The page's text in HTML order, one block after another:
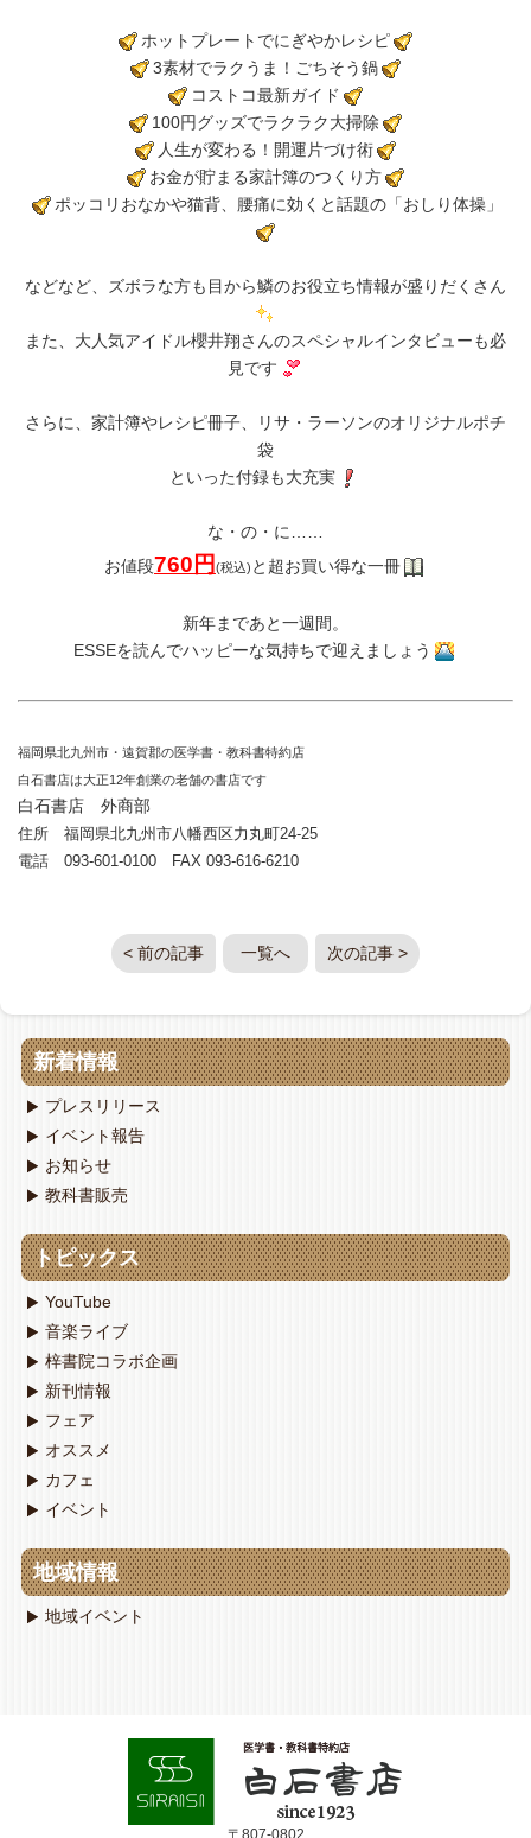
ホットプレートでにぎやかレシピ
3素材でラクうま！ごちそう鍋
コストコ最新ガイド
100円グッズでラクラク大掃除
人生が変わる！開運片づけ術
お金が貯まる家計簿のつくり方
ポッコリおなかや猫背、腰痛に効くと話題の「おしり体操」
などなど、ズボラな方も目から鱗のお役立ち情報が盛りだくさん
また、大人気アイドル櫻井翔さんのスペシャルインタビューも必
見です
さらに、家計簿やレシピ冊子、リサ・ラーソンのオリジナルポチ
袋
といった付録も大充実
な・の・に……
お値段760円 (税込) と超お買い得な一冊
新年まであと一週間。
ESSEを読んでハッピーな気持ちで迎えましょう
福岡県北九州市・遠賀郡の医学書・教科書特約店
白石書店は大正12年創業の老舗の書店です
白石書店 外商部
住所 福岡県北九州市八幡西区力丸町24-25
電話 093-601-0100 FAX 093-616-6210
< 前の記事 一覧へ 次の記事 >
新着情報
プレスリリース
イベント報告
お知らせ
教科書販売
トピックス
YouTube
音楽ライブ
梓書院コラボ企画
新刊情報
フェア
オススメ
カフェ
イベント
地域情報
地域イベント
〒807-0802